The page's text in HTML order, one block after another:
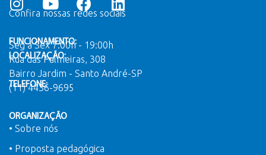
Confira nossas redes sociais
FUNCIONAMENTO:
Seg a Sex 7:00h - 19:00h
LOCALIZAÇÃO:
Rua das Palmeiras, 308
Bairro Jardim - Santo André-SP
TELEFONE:
(11) 4436-9695
ORGANIZAÇÃO
• Sobre nós
• Proposta pedagógica